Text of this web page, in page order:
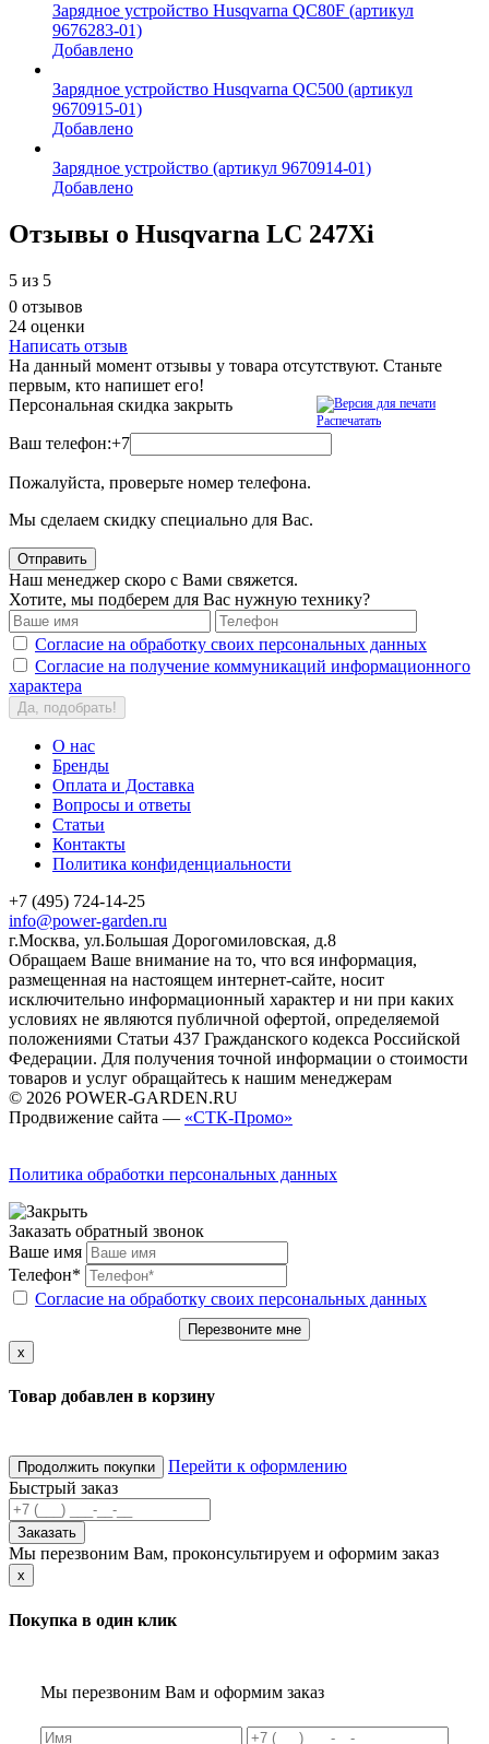
Зарядное устройство Husqvarna QC80F (артикул
9676283-01)
Добавлено
Зарядное устройство Husqvarna QC500 (артикул
9670915-01)
Добавлено
Зарядное устройство (артикул 9670914-01)
Добавлено
Отзывы о Husqvarna LC 247Xi
5 из 5
0 отзывов
24 оценки
Написать отзыв
На данный момент отзывы у товара отсутствуют. Станьте
первым, кто напишет его!
Распечатать
Персональная скидка закрыть
Ваш телефон:+7
Пожалуйста, проверьте номер телефона.
Мы сделаем скидку специально для Вас.
Отправить
Наш менеджер скоро с Вами свяжется.
Хотите, мы подберем для Вас нужную технику?
Согласие на обработку своих персональных данных
Согласие на получение коммуникаций информационного
характера
Да, подобрать!
О нас
Бренды
Оплата и Доставка
Вопросы и ответы
Статьи
Контакты
Политика конфиденциальности
+7 (495) 724-14-25
info@power-garden.ru
г.Москва, ул.Большая Дорогомиловская, д.8
Обращаем Ваше внимание на то, что вся информация,
размещенная на настоящем интернет-сайте, носит
исключительно информационный характер и ни при каких
условиях не являются публичной офертой, определяемой
положениями Статьи 437 Гражданского кодекса Российской
Федерации. Для получения точной информации о стоимости
товаров и услуг обращайтесь к нашим менеджерам
© 2026 POWER-GARDEN.RU
Продвижение сайта — «СТК-Промо»
Политика обработки персональных данных
Заказать обратный звонок
Ваше имя
Телефон*
Согласие на обработку своих персональных данных
Перезвоните мне
x
Товар добавлен в корзину
Продолжить покупки
Перейти к оформлению
Быстрый заказ
Заказать
Мы перезвоним Вам, проконсультируем и оформим заказ
x
Покупка в один клик
Мы перезвоним Вам и оформим заказ